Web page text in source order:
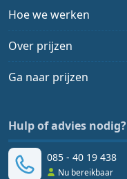
Hoe we werken
Over prijzen
Ga naar prijzen
Hulp of advies nodig?
085 - 40 19 438
Nu bereikbaar